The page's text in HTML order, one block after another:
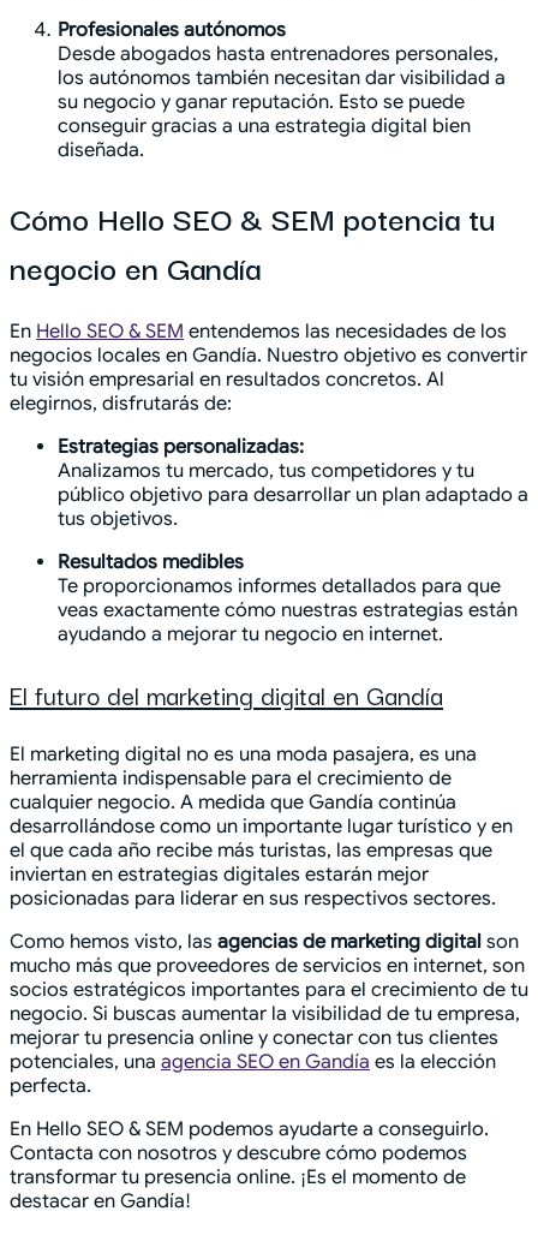
Profesionales autónomos
Desde abogados hasta entrenadores personales,
los autónomos también necesitan dar visibilidad a
su negocio y ganar reputación. Esto se puede
conseguir gracias a una estrategia digital bien
diseñada.
Cómo Hello SEO & SEM potencia tu
negocio en Gandía
En Hello SEO & SEM entendemos las necesidades de los
negocios locales en Gandía. Nuestro objetivo es convertir
tu visión empresarial en resultados concretos. Al
elegirnos, disfrutarás de:
Estrategias personalizadas:
Analizamos tu mercado, tus competidores y tu
público objetivo para desarrollar un plan adaptado a
tus objetivos.
Resultados medibles
Te proporcionamos informes detallados para que
veas exactamente cómo nuestras estrategias están
ayudando a mejorar tu negocio en internet.
El futuro del marketing digital en Gandía
El marketing digital no es una moda pasajera, es una
herramienta indispensable para el crecimiento de
cualquier negocio. A medida que Gandía continúa
desarrollándose como un importante lugar turístico y en
el que cada año recibe más turistas, las empresas que
inviertan en estrategias digitales estarán mejor
posicionadas para liderar en sus respectivos sectores.
Como hemos visto, las agencias de marketing digital son
mucho más que proveedores de servicios en internet, son
socios estratégicos importantes para el crecimiento de tu
negocio. Si buscas aumentar la visibilidad de tu empresa,
mejorar tu presencia online y conectar con tus clientes
potenciales, una agencia SEO en Gandía es la elección
perfecta.
En Hello SEO & SEM podemos ayudarte a conseguirlo.
Contacta con nosotros y descubre cómo podemos
transformar tu presencia online. ¡Es el momento de
destacar en Gandía!